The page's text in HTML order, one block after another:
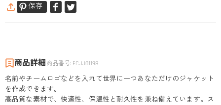
保存
商品詳細 商品番号: FCJJ01198
名前やチームロゴなどを入れて世界に一つあなただけのジャケット
を作成できます。
高品質な素材で、快適性、保温性と耐久性を兼ね備えています。ス